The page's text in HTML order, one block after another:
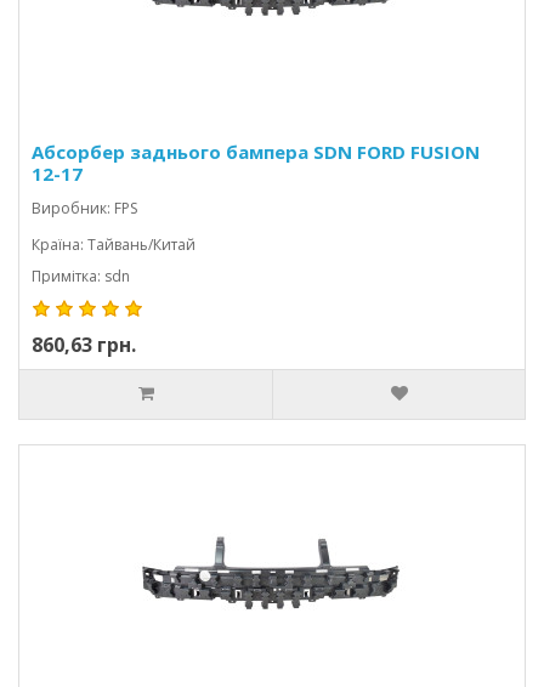
Абсорбер заднього бампера SDN FORD FUSION
12-17
Виробник: FPS
Країна: Тайвань/Китай
Примітка: sdn
860,63 грн.